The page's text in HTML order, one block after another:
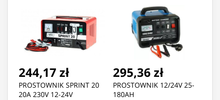
244,17 zł
PROSTOWNIK SPRINT 20
20A 230V 12-24V
295,36 zł
PROSTOWNIK 12/24V 25-
180AH